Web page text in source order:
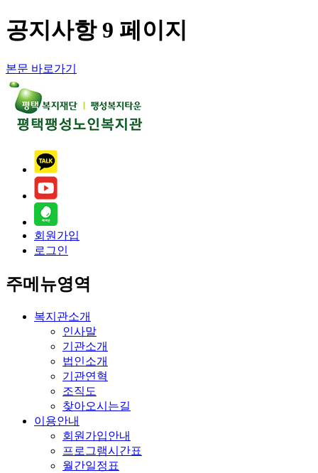
공지사항 9 페이지
본문 바로가기
회원가입
로그인
주메뉴영역
복지관소개
인사말
기관소개
법인소개
기관연혁
조직도
찾아오시는길
이용안내
회원가입안내
프로그램시간표
월간일정표